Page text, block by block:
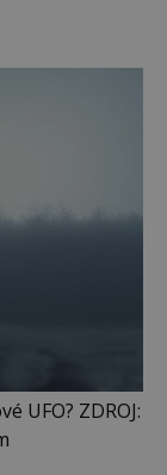
UFO? ZDROJ: